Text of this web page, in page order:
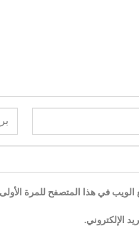
في هذا المتصفح للمرة
الإلكتروني.